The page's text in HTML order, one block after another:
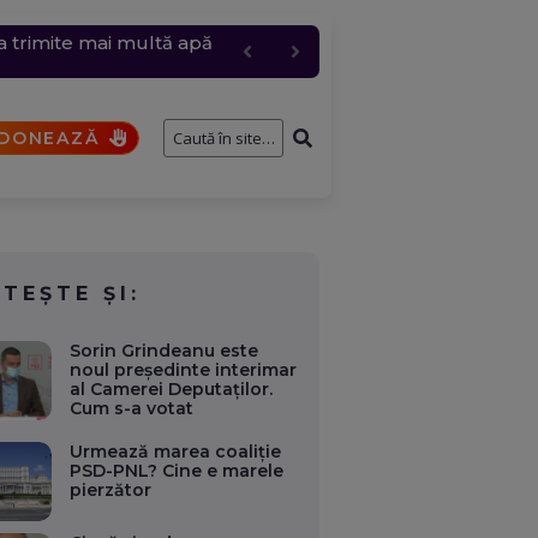
trimite mai multă apă
întâmplă cu cererile și
fiscală
orașe. La Avrig ard 50
pentru „Anna”
ȘI:
Sorin Grindeanu este
noul președinte interimar
al Camerei Deputaților.
Cum s-a votat
Urmează marea coaliție
PSD-PNL? Cine e marele
pierzător